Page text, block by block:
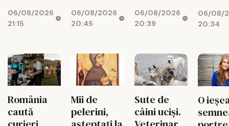
06/08/2026
21:15
2026
06/08/2026
20:45
creat cu
inteligență
06/08/2026
20:39
Topul
06/08/
20:34
România
caută
Mii de
pelerini,
Sute de
câini uciși.
O